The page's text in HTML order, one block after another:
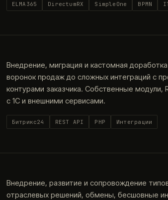
ELMA365 DirectumRX SimpleOne BPMN
Внедрение, миграция и кастомная
воронок продаж до сложных интеграций с
контурами заказчика. Собственные модули,
с 1С и внешними сервисами.
Битрикс24 REST API PHP Интеграции
Внедрение, развитие и сопровождение
отраслевых решений, обмены, бесшовные